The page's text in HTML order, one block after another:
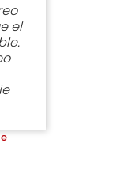
el